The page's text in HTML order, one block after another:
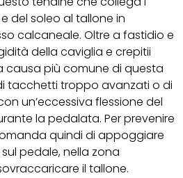
del soleo al tallone in
calcaneale. Oltre a fastidio e
della caviglia e crepitii
causa più comune di questa
tacchetti troppo avanzati o di
un’eccessiva flessione del
la pedalata. Per prevenire
quindi di appoggiare
pedale, nella zona
il tallone.